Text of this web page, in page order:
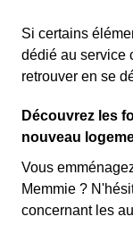
Si certains
dédié au service
retrouver en se
Découvrez les
nouveau
Vous
Memmie ?
concernant les